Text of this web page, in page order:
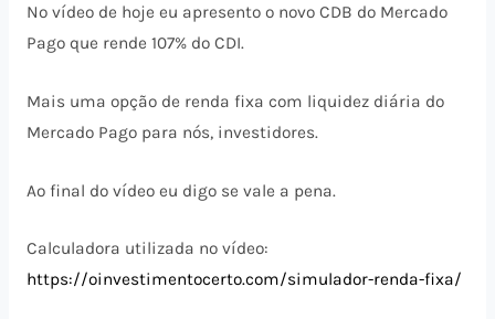
No vídeo de hoje eu apresento o novo CDB do Mercado
Pago que rende 107% do CDI.
Mais uma opção de renda fixa com liquidez diária do
Mercado Pago para nós, investidores.
Ao final do vídeo eu digo se vale a pena.
Calculadora utilizada no vídeo:
https://oinvestimentocerto.com/simulador-renda-fixa/